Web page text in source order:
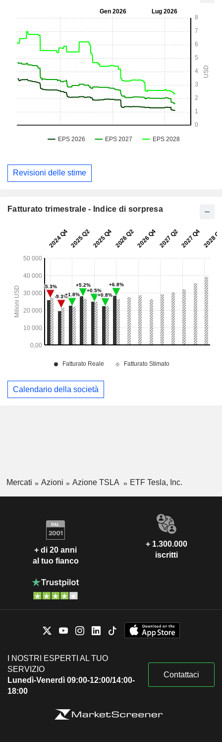
Revisioni delle stime
Fatturato trimestrale - Indice di sorpresa
Calendario della società
Mercati Azioni Azione TSLA ETF Tesla, Inc.
+ di 20 anni
al tuo fianco
+ 1.300.000
iscritti
I NOSTRI ESPERTI AL TUO
SERVIZIO
Lunedì-Venerdì 09:00-12:00/14:00-
18:00
Contattaci